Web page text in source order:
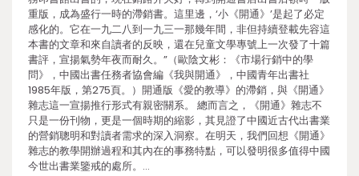
重版，成為盛行一時的滯銷書。這里邊，‘小《開通》’是起了必定
感化的。它在一九二八到一九三一那幾年間，非但持續登載先容這
本書的文章和來自讀者的反映，還在兒童文學專號上一次發了十篇
書評，宣揚氣勢年夜而耐久。”（歐陰文彬：《市場行銷中的學
問》，中國出書任務者協會編《我與開通》，中國青年出書社
1985年版，第275頁。）開通版《愛的教導》的滯銷，與《開通》
雜志這一宣揚推行形式有親密關系。 總而言之，《開通》雜志不
只是一份刊物，更是一個時期的縮影，其見證了中國近古代出書業
的營銷聰明和對讀者需求的深入洞察。在明天，我們回想《開通》
雜志的教學開辦過程和其內在的事務特點，可以發明很多值得中國
今世出書業鑒戒的處所。…